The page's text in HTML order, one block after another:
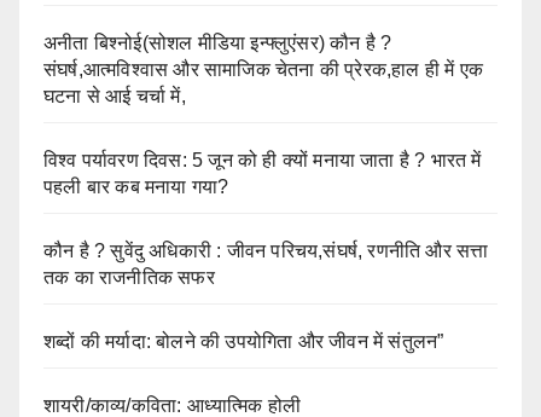
अनीता बिश्नोई(सोशल मीडिया इन्फ्लुएंसर) कौन है ?
संघर्ष,आत्मविश्वास और सामाजिक चेतना की प्रेरक,हाल ही में एक
घटना से आई चर्चा में,
विश्व पर्यावरण दिवस: 5 जून को ही क्यों मनाया जाता है ? भारत में
पहली बार कब मनाया गया?
कौन है ? सुवेंदु अधिकारी : जीवन परिचय,संघर्ष, रणनीति और सत्ता
तक का राजनीतिक सफर
शब्दों की मर्यादा: बोलने की उपयोगिता और जीवन में संतुलन”
शायरी/काव्य/कविता: आध्यात्मिक होली